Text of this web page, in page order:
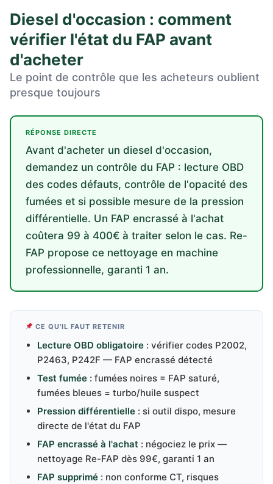
Diesel d'occasion : comment
vérifier l'état du FAP avant
d'acheter
Le point de contrôle que les acheteurs oublient
presque toujours
RÉPONSE DIRECTE
Avant d'acheter un diesel d'occasion,
demandez un contrôle du FAP : lecture OBD
des codes défauts, contrôle de l'opacité des
fumées et si possible mesure de la pression
différentielle. Un FAP encrassé à l'achat
coûtera 99 à 400€ à traiter selon le cas. Re-
FAP propose ce nettoyage en machine
professionnelle, garanti 1 an.
CE QU'IL FAUT RETENIR
Lecture OBD obligatoire : vérifier codes P2002,
P2463, P242F — FAP encrassé détecté
Test fumée : fumées noires = FAP saturé,
fumées bleues = turbo/huile suspect
Pression différentielle : si outil dispo, mesure
directe de l'état du FAP
FAP encrassé à l'achat : négociez le prix —
nettoyage Re-FAP dès 99€, garanti 1 an
FAP supprimé : non conforme CT, risques